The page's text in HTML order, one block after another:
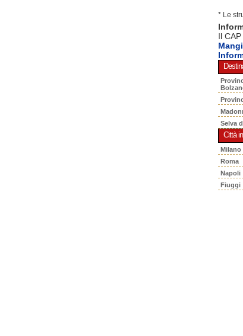
* Le
Il
Selva
Città
Milano
Roma
Napoli
Fiuggi